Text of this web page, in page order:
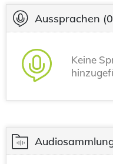
Aussprachen
Keine